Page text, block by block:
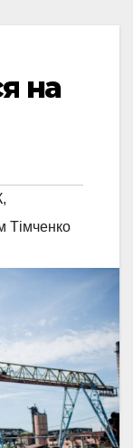
на
,
Тімченко